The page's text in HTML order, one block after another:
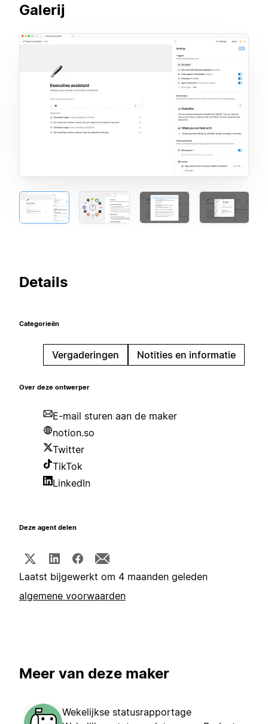
Galerij
Details
Categorieën
Vergaderingen Notities en informatie
Over deze ontwerper
E-mail sturen aan de maker
notion.so
Twitter
TikTok
LinkedIn
Deze agent delen
Laatst bijgewerkt om 4 maanden geleden
algemene voorwaarden
Meer van deze maker
Wekelijkse statusrapportage